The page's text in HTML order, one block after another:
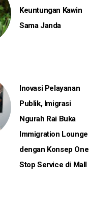
Keuntungan Kawin
Sama Janda
Inovasi Pelayanan
Publik, Imigrasi
Ngurah Rai Buka
Immigration Lounge
dengan Konsep One
Stop Service di Mall